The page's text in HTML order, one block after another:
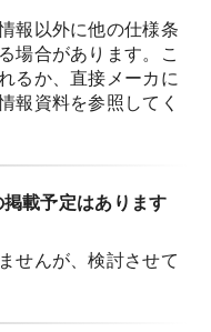
報以外に他の仕様条
場合があります。こ
るか、直接メーカに
報資料を参照してく
載予定はあります
せんが、検討させて